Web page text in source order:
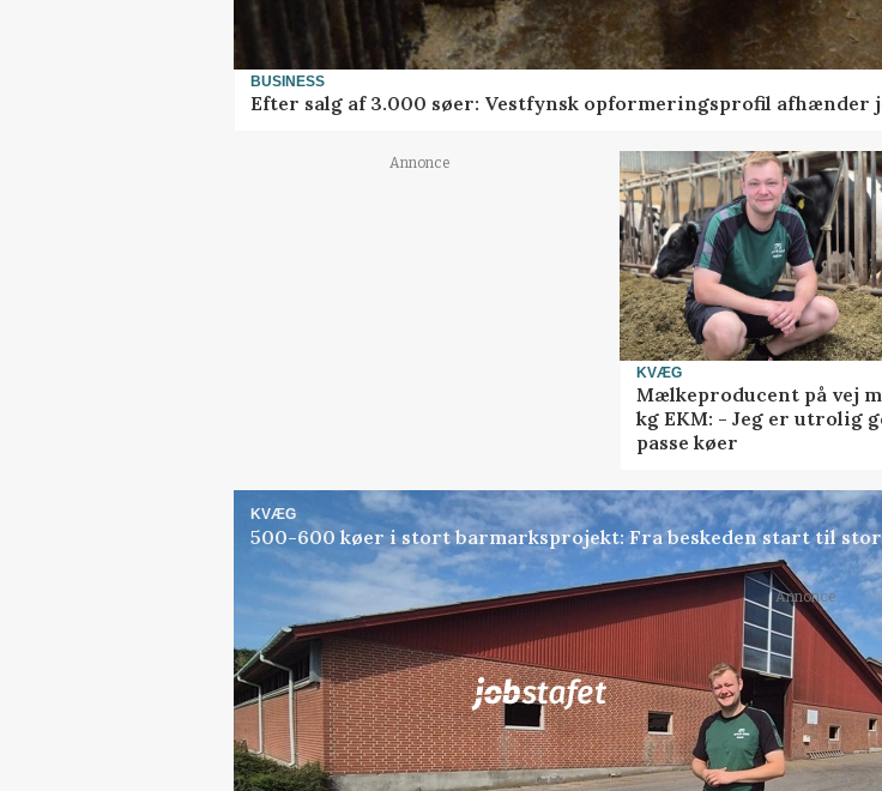
BUSINESS
Efter salg af 3.000 søer: Vestfynsk opformeringsprofil
Annonce
KVÆG
Mælkeproducent på vej
kg EKM: - Jeg er utrolig
passe køer
KVÆG
500-600 køer i stort barmarksprojekt: Fra beskeden start til
Annonce
Jobsi samarbejde med 81ledige stillinger